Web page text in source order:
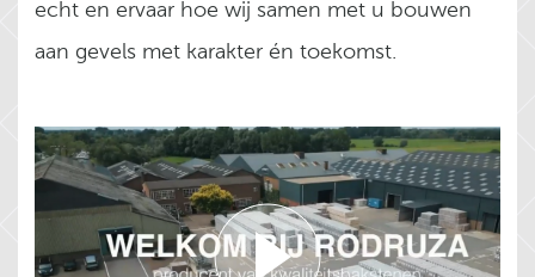
echt en ervaar hoe wij samen met u bouwen
aan gevels met karakter én toekomst.